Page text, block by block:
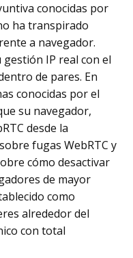
conocidas por
ha transpirado
a navegador.
gestión IP real con el
de pares. En
conocidas por el
su navegador,
desde la
fugas WebRTC y
cómo desactivar
de mayor
como
alrededor del
con total